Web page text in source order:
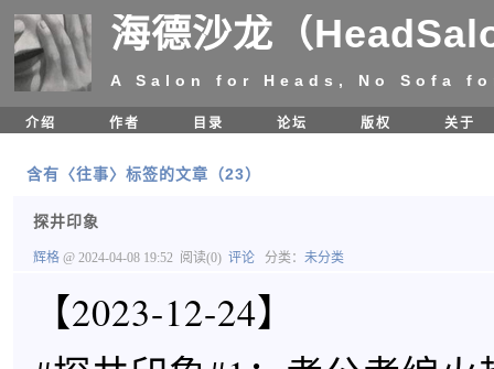
海德沙龙（
A Salon for Heads, No Sofa
介绍 作者 目录 论坛 版权 关于
含有〈往事〉标签的文章（23）
探井印象
辉格 @ 2024-04-08 19:52 阅读(0) 评论 分类： 未分类
【2023-12-24】